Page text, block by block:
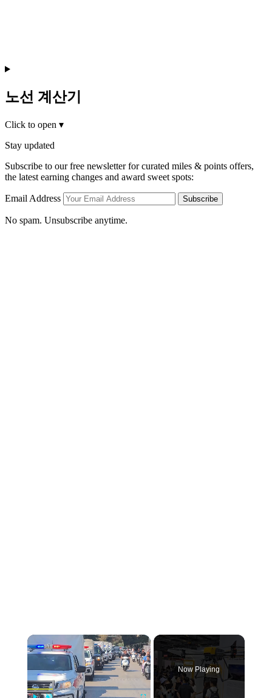
노선 계산기
Click to open ▾
Stay updated
Subscribe to our free newsletter for curated miles & points offers,
the latest earning changes and award sweet spots:
Email Address Subscribe
No spam. Unsubscribe anytime.
Now Playing